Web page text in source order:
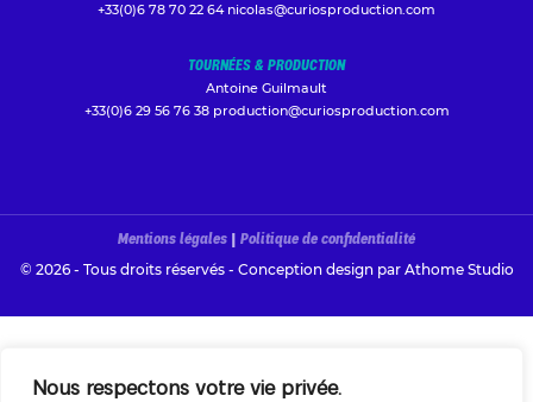
Nous respectons votre vie privée.
+33(0)6 78 70 22 64 nicolas@curiosproduction.com
TOURNÉES & PRODUCTION
Antoine Guilmault
+33(0)6 29 56 76 38 production@curiosproduction.com
Mentions légales | Politique de confidentialité
© 2026 - Tous droits réservés - Conception design par Athome Studio